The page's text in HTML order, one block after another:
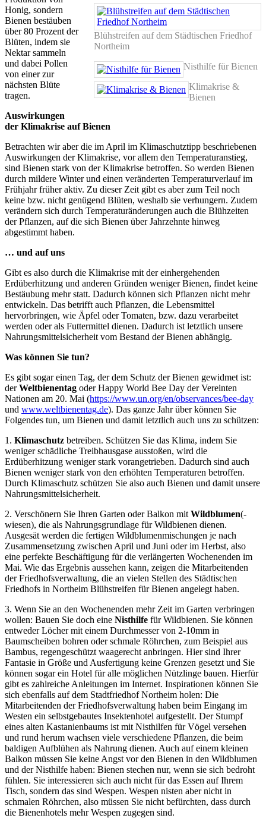
Blühstreifen auf dem Städtischen Friedhof
Northeim
Nisthilfe für Bienen
Klimakrise &
Bienen
Honig, sondern
Bienen bestäuben
über 80 Prozent der
Blüten, indem sie
Nektar sammeln
und dabei Pollen
von einer zur
nächsten Blüte
tragen.
Auswirkungen
der Klimakrise auf Bienen
Betrachten wir aber die im April im Klimaschutztipp beschriebenen
Auswirkungen der Klimakrise, vor allem den Temperaturanstieg,
sind Bienen stark von der Klimakrise betroffen. So werden Bienen
durch mildere Winter und einen veränderten Temperaturverlauf im
Frühjahr früher aktiv. Zu dieser Zeit gibt es aber zum Teil noch
keine bzw. nicht genügend Blüten, weshalb sie verhungern. Zudem
verändern sich durch Temperaturänderungen auch die Blühzeiten
der Pflanzen, auf die sich Bienen über Jahrzehnte hinweg
abgestimmt haben.
… und auf uns
Gibt es also durch die Klimakrise mit der einhergehenden
Erdüberhitzung und anderen Gründen weniger Bienen, findet keine
Bestäubung mehr statt. Dadurch können sich Pflanzen nicht mehr
entwickeln. Das betrifft auch Pflanzen, die Lebensmittel
hervorbringen, wie Äpfel oder Tomaten, bzw. dazu verarbeitet
werden oder als Futtermittel dienen. Dadurch ist letztlich unsere
Nahrungsmittelsicherheit vom Bestand der Bienen abhängig.
Was können Sie tun?
Es gibt sogar einen Tag, der dem Schutz der Bienen gewidmet ist:
derWeltbienentag oder Happy World Bee Day der Vereinten
Nationen am 20. Mai (https://www.un.org/en/observances/bee-day
und www.weltbienentag.de). Das ganze Jahr über können Sie
Folgendes tun, um Bienen und damit letztlich auch uns zu schützen:
1. Klimaschutz betreiben. Schützen Sie das Klima, indem Sie
weniger schädliche Treibhausgase ausstoßen, wird die
Erdüberhitzung weniger stark vorangetrieben. Dadurch sind auch
Bienen weniger stark von den erhöhten Temperaturen betroffen.
Durch Klimaschutz schützen Sie also auch Bienen und damit unsere
Nahrungsmittelsicherheit.
2. Verschönern Sie Ihren Garten oder Balkon mit Wildblumen(-
wiesen), die als Nahrungsgrundlage für Wildbienen dienen.
Ausgesät werden die fertigen Wildblumenmischungen je nach
Zusammensetzung zwischen April und Juni oder im Herbst, also
eine perfekte Beschäftigung für die verlängerten Wochenenden im
Mai. Wie das Ergebnis aussehen kann, zeigen die Mitarbeitenden
der Friedhofsverwaltung, die an vielen Stellen des Städtischen
Friedhofs in Northeim Blühstreifen für Bienen angelegt haben.
3. Wenn Sie an den Wochenenden mehr Zeit im Garten verbringen
wollen: Bauen Sie doch eine Nisthilfe für Wildbienen. Sie können
entweder Löcher mit einem Durchmesser von 2-10mm in
Baumscheiben bohren oder schmale Röhrchen, zum Beispiel aus
Bambus, regengeschützt waagerecht anbringen. Hier sind Ihrer
Fantasie in Größe und Ausfertigung keine Grenzen gesetzt und Sie
können sogar ein Hotel für alle möglichen Nützlinge bauen. Hierfür
gibt es zahlreiche Anleitungen im Internet. Inspirationen können Sie
sich ebenfalls auf dem Stadtfriedhof Northeim holen: Die
Mitarbeitenden der Friedhofsverwaltung haben beim Eingang im
Westen ein selbstgebautes Insektenhotel aufgestellt. Der Stumpf
eines alten Kastanienbaums ist mit Nisthilfen für Vögel versehen
und rund herum wachsen viele verschiedene Pflanzen, die beim
baldigen Aufblühen als Nahrung dienen. Auch auf einem kleinen
Balkon müssen Sie keine Angst vor den Bienen in den Wildblumen
und der Nisthilfe haben: Bienen stechen nur, wenn sie sich bedroht
fühlen. Sie interessieren sich auch nicht für das Essen auf Ihrem
Tisch, sondern das sind Wespen. Wespen nisten aber nicht in
schmalen Röhrchen, also müssen Sie nicht befürchten, dass durch
die Bienenhotels mehr Wespen zugegen sind.